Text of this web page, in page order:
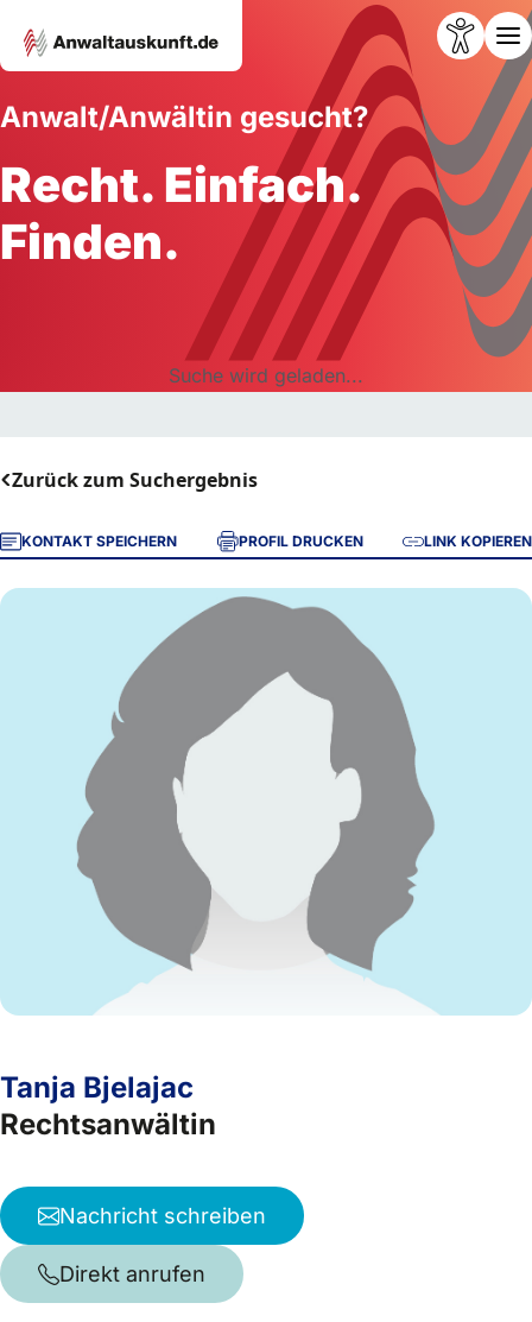
Anwalt/Anwältin gesucht?
Recht. Einfach.
Finden.
Suche wird geladen...
Zurück zum Suchergebnis
KONTAKT SPEICHERN PROFIL DRUCKEN LINK KOPIEREN
Tanja Bjelajac
Rechtsanwältin
Nachricht schreiben
Direkt anrufen